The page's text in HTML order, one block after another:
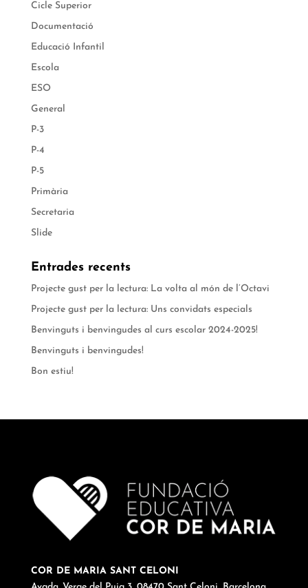
Cicle Superior
Documentació
Educació Infantil
Escola
ESO
General
P-3
P-4
P-5
Primària
Secretaria
Slide
Entrades recents
Projecte gust per la lectura: La volta al món de l’Octavi
Projecte gust per la lectura: Uns convidats especials
Benvinguts i benvingudes al curs escolar 2024-2025!
Benvinguts i benvingudes!
Bon estiu!
COR DE MARIA SANT CELONI